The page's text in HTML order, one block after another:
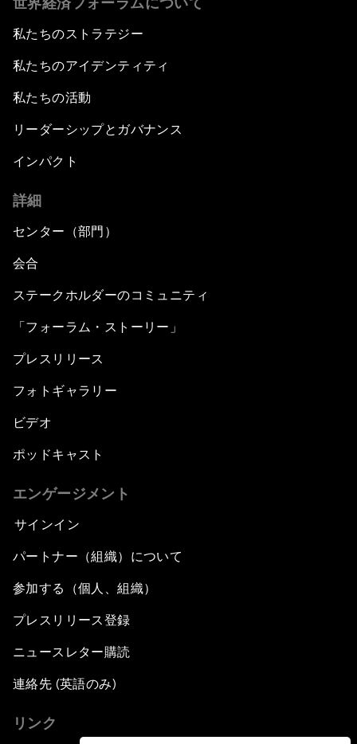
私たちのストラテジー
私たちのアイデンティティ
私たちの活動
リーダーシップとガバナンス
インパクト
詳細
センター（部門）
会合
ステークホルダーのコミュニティ
「フォーラム・ストーリー」
プレスリリース
フォトギャラリー
ビデオ
ポッドキャスト
エンゲージメント
サインイン
パートナー（組織）について
参加する（個人、組織）
プレスリリース登録
ニュースレター購読
連絡先 (英語のみ)
リンク